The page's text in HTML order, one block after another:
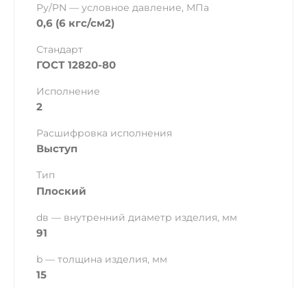
Ру/PN — условное давление, МПа
0,6 (6 кгс/см2)
Стандарт
ГОСТ 12820-80
Исполнение
2
Расшифровка исполнения
Выступ
Тип
Плоский
dв — внутренний диаметр изделия, мм
91
b — толщина изделия, мм
15